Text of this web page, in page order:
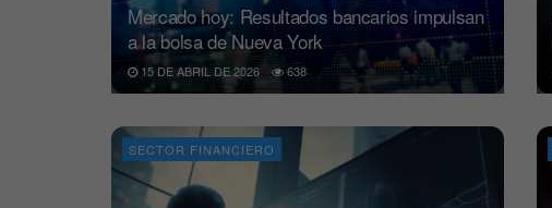
Mercado hoy: Resultados bancarios impulsan
a la bolsa de Nueva York
15 DE ABRIL DE 2026 638
SECTOR FINANCIERO